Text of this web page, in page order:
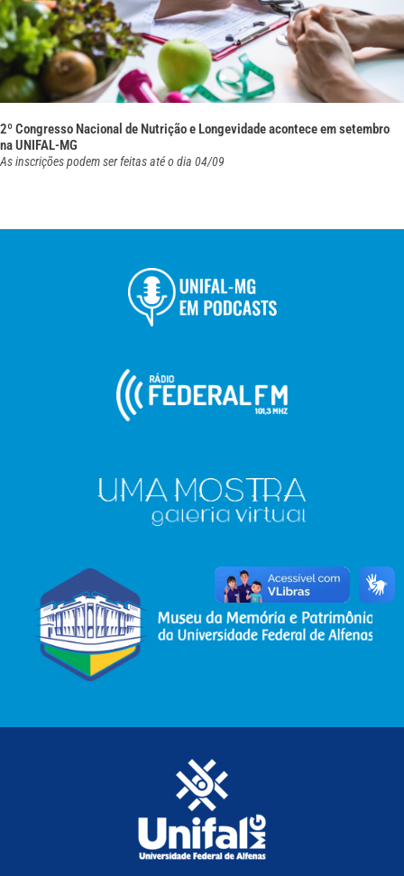
2º Congresso Nacional de Nutrição e Longevidade acontece em setembro
na UNIFAL-MG
As inscrições podem ser feitas até o dia 04/09